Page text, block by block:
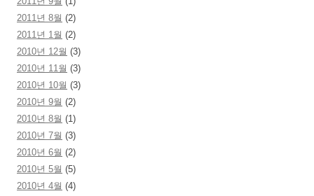
2011년 8월 (2)
2011년 1월 (2)
2010년 12월 (3)
2010년 11월 (3)
2010년 10월 (3)
2010년 9월 (2)
2010년 8월 (1)
2010년 7월 (3)
2010년 6월 (2)
2010년 5월 (5)
2010년 4월 (4)